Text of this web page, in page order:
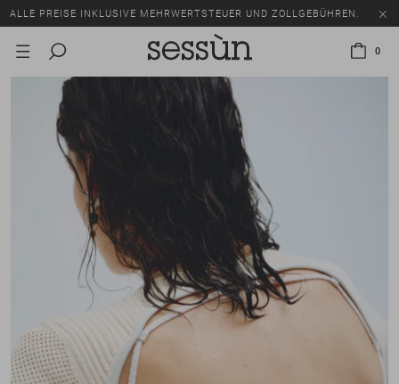
ALLE PREISE INKLUSIVE MEHRWERTSTEUER UND ZOLLGEBÜHREN.
SALE: BIS ZU -50% AUF EINE AUSWAHL AN ARTIKELN.
0